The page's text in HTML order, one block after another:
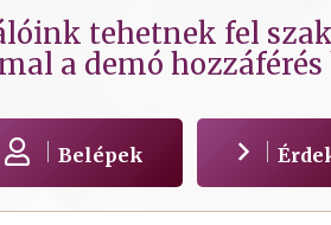
tehetnek fel
a demó hozzáférés
Belépek